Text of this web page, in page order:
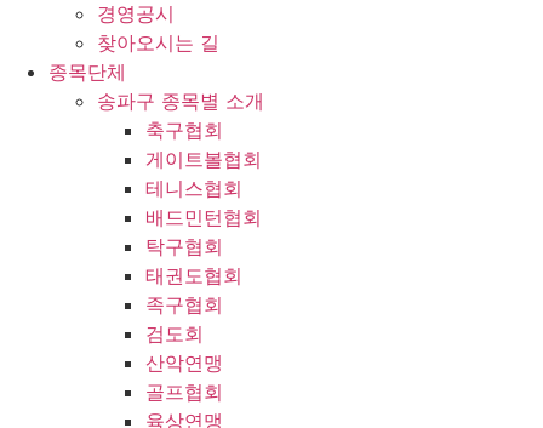
경영공시
찾아오시는 길
종목단체
송파구 종목별 소개
축구협회
게이트볼협회
테니스협회
배드민턴협회
탁구협회
태권도협회
족구협회
검도회
산악연맹
골프협회
육상연맹